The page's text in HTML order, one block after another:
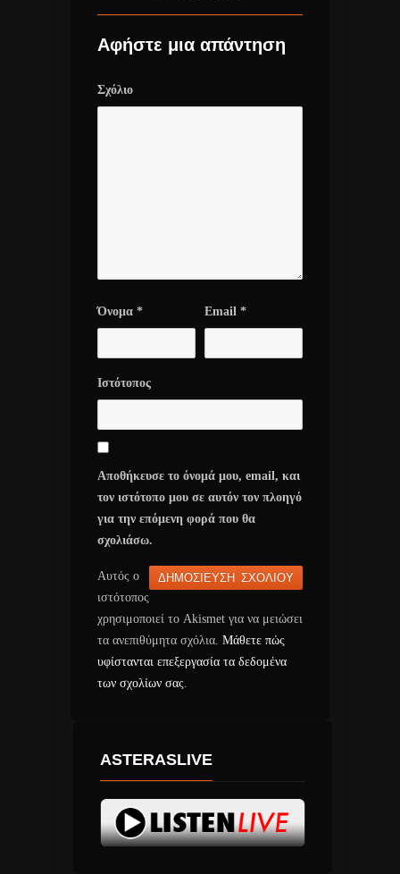
Αφήστε μια απάντηση
Σχόλιο
Όνομα * Email *
Ιστότοπος
Αποθήκευσε το όνομά μου, email, και
τον ιστότοπο μου σε αυτόν τον πλοηγό
για την επόμενη φορά που θα
σχολιάσω.
Αυτός ο
ιστότοπος
χρησιμοποιεί το Akismet για να μειώσει
τα ανεπιθύμητα σχόλια. Μάθετε πώς
υφίστανται επεξεργασία τα δεδομένα
των σχολίων σας.
ASTERASLIVE